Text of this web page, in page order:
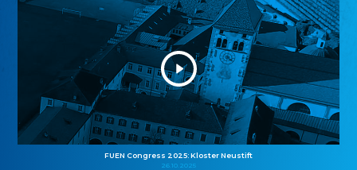
FUEN Congress 2025: Kloster Neustift
26.10.2025